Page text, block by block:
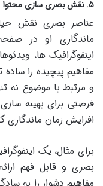
۵. نقش بصری سازی محتوا در جذب و ماندگاری کاربر
عناصر بصری نقش
ماندگاری او در
اینفوگرافیک ها،
مفاهیم پیچیده را ساده
و مرتبط با موضوع نه
افزایش زمان ماندگاری
برای مثال، یک
بصری و قابل فهم